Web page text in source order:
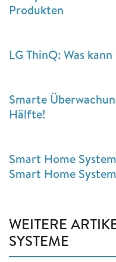
Produkten
LG ThinQ: Was
Smarte
Hälfte!
Smart Home
Smart Home
WEITERE
SYSTEME